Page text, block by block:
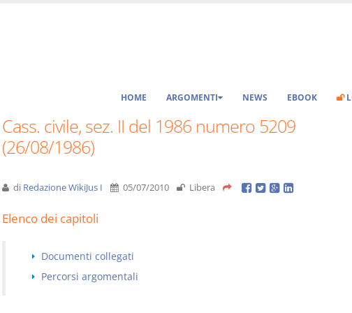
HOME ARGOMENTI NEWS EBOOK
Cass. civile, sez. II del 1986 numero 5209
(26/08/1986)
di Redazione WikiJus I 05/07/2010 Libera
Elenco dei capitoli
Documenti collegati
Percorsi argomentali